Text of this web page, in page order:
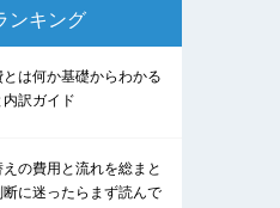
ンキング
とは何か基礎からわかる
訳ガイド
の費用と流れを総まと
断に迷ったらまず読んで